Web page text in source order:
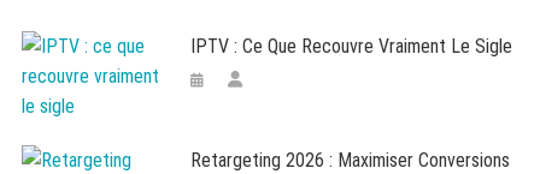
IPTV : Ce Que Recouvre Vraiment Le Sigle
Retargeting 2026 : Maximiser Conversions